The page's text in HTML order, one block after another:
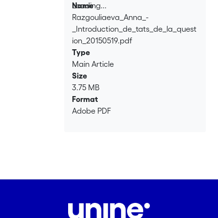
Loading...
Loading...
Name
Razgouliaeva_Anna_-
_Introduction_de_tats_de_la_quest
ion_20150519.pdf
Type
Main Article
Size
3.75 MB
Format
Adobe PDF